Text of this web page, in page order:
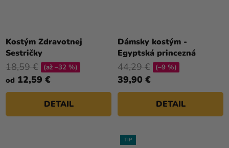
Kostým Zdravotnej
Sestričky
od 12,59 €
18,59 € (až –32 %)
DETAIL
Dámsky kostým -
Egyptská princezná
39,90 €
44,29 € (–9 %)
DETAIL
TIP